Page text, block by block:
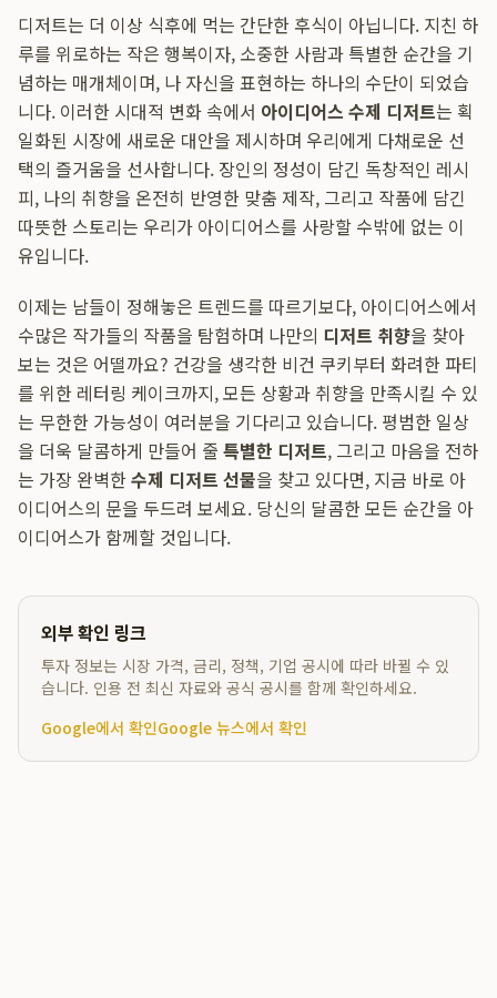
디저트는 더 이상 식후에 먹는 간단한 후식이 아닙니다. 지친 하
루를 위로하는 작은 행복이자, 소중한 사람과 특별한 순간을 기
념하는 매개체이며, 나 자신을 표현하는 하나의 수단이 되었습
니다. 이러한 시대적 변화 속에서 아이디어스 수제 디저트는 획
일화된 시장에 새로운 대안을 제시하며 우리에게 다채로운 선
택의 즐거움을 선사합니다. 장인의 정성이 담긴 독창적인 레시
피, 나의 취향을 온전히 반영한 맞춤 제작, 그리고 작품에 담긴
따뜻한 스토리는 우리가 아이디어스를 사랑할 수밖에 없는 이
유입니다.
이제는 남들이 정해놓은 트렌드를 따르기보다, 아이디어스에서
수많은 작가들의 작품을 탐험하며 나만의 디저트 취향을 찾아
보는 것은 어떨까요? 건강을 생각한 비건 쿠키부터 화려한 파티
를 위한 레터링 케이크까지, 모든 상황과 취향을 만족시킬 수 있
는 무한한 가능성이 여러분을 기다리고 있습니다. 평범한 일상
을 더욱 달콤하게 만들어 줄 특별한 디저트, 그리고 마음을 전하
는 가장 완벽한수제 디저트 선물을 찾고 있다면, 지금 바로 아
이디어스의 문을 두드려 보세요. 당신의 달콤한 모든 순간을 아
이디어스가 함께할 것입니다.
외부 확인 링크
투자 정보는 시장 가격, 금리, 정책, 기업 공시에 따라 바뀔 수 있
습니다. 인용 전 최신 자료와 공식 공시를 함께 확인하세요.
Google에서 확인Google 뉴스에서 확인